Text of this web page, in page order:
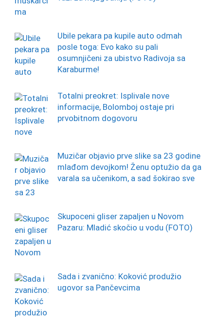
Ubile pekara pa kupile auto odmah
posle toga: Evo kako su pali
osumnjičeni za ubistvo Radivoja sa
Karaburme!
Totalni preokret: Isplivale nove
informacije, Bolomboj ostaje pri
prvobitnom dogovoru
Muzičar objavio prve slike sa 23 godine
mlađom devojkom! Ženu optužio da ga
varala sa učenikom, a sad šokirao sve
Skupoceni gliser zapaljen u Novom
Pazaru: Mladić skočio u vodu (FOTO)
Sada i zvanično: Koković produžio
ugovor sa Pančevcima